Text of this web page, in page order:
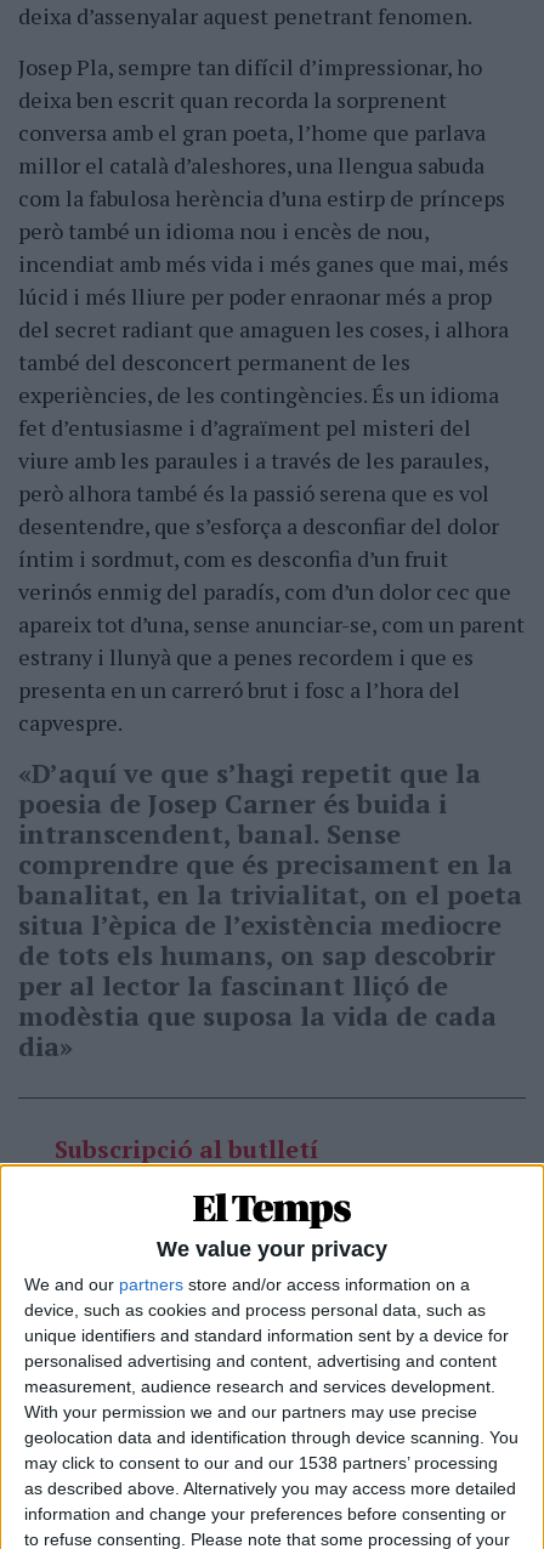
We value your privacy
We and our partners store and/or access information on a
device, such as cookies and process personal data, such as
unique identifiers and standard information sent by a device for
personalised advertising and content, advertising and content
measurement, audience research and services development.
With your permission we and our partners may use precise
geolocation data and identification through device scanning. You
may click to consent to our and our 1538 partners’ processing
as described above. Alternatively you may access more detailed
information and change your preferences before consenting or
to refuse consenting.
Please note that some processing of your
deixa d’assenyalar aquest penetrant fenomen.
Josep Pla, sempre tan difícil d’impressionar, ho
deixa ben escrit quan recorda la sorprenent
conversa amb el gran poeta, l’home que parlava
millor el català d’aleshores, una llengua sabuda
com la fabulosa herència d’una estirp de prínceps
però també un idioma nou i encès de nou,
incendiat amb més vida i més ganes que mai, més
lúcid i més lliure per poder enraonar més a prop
del secret radiant que amaguen les coses, i alhora
també del desconcert permanent de les
experiències, de les contingències. És un idioma
fet d’entusiasme i d’agraïment pel misteri del
viure amb les paraules i a través de les paraules,
però alhora també és la passió serena que es vol
desentendre, que s’esforça a desconfiar del dolor
íntim i sordmut, com es desconfia d’un fruit
verinós enmig del paradís, com d’un dolor cec que
apareix tot d’una, sense anunciar-se, com un parent
estrany i llunyà que a penes recordem i que es
presenta en un carreró brut i fosc a l’hora del
capvespre.
«D’aquí ve que s’hagi repetit que la
poesia de Josep Carner és buida i
intranscendent, banal. Sense
comprendre que és precisament en la
banalitat, en la trivialitat, on el poeta
situa l’èpica de l’existència mediocre
de tots els humans, on sap descobrir
per al lector la fascinant lliçó de
modèstia que suposa la vida de cada
dia»
Subscripció al butlletí
Rep les novetats d'El Temps al teu correu:
Plorar i lamentar-se no fa més modern que buscar
el com i la manera de la felicitat esquiva o, si més
no, d’una certa alegria. Encara que el turboafligit
Miguel de Unamuno digués en una carta a Josep
Maria de Sagarra que Carner és poc tràgic, vaja, que
“era bueno pero no mártir”, el cert és que la